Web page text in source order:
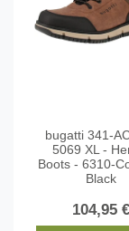
bugatti 341-
5069 XL -
Boots - 6310-
Black
104,95 €